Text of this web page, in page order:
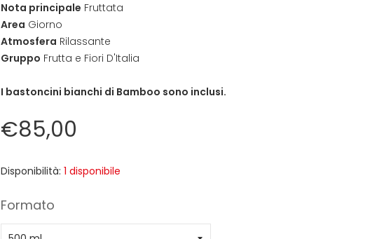
Nota principale Fruttata
Area Giorno
Atmosfera Rilassante
Gruppo Frutta e Fiori D'Italia
I bastoncini bianchi di Bamboo sono inclusi.
€85,00
Disponibilità: 1 disponibile
Formato